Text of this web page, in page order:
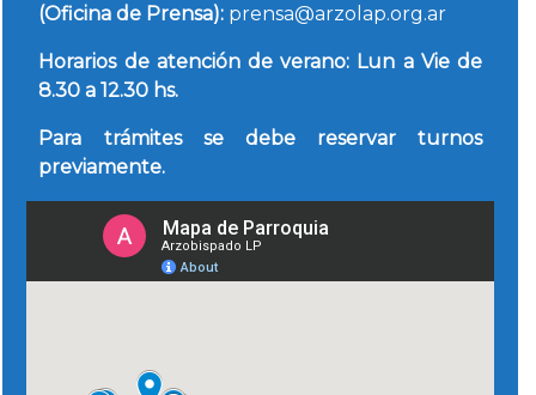
(Oficina de Prensa): prensa@arzolap.org.ar
Horarios de atención de verano: Lun a Vie de
8.30 a 12.30 hs.
Para trámites se debe reservar turnos
previamente.